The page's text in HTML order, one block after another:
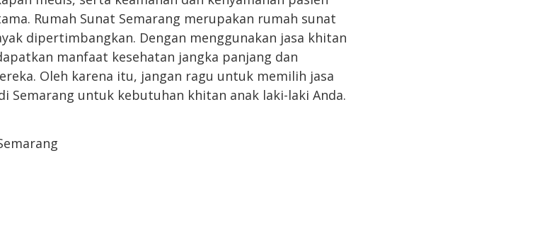
Rumah Sunat Semarang merupakan rumah sunat
dipertimbangkan. Dengan menggunakan jasa khitan
manfaat kesehatan jangka panjang dan
Oleh karena itu, jangan ragu untuk memilih jasa
Semarang untuk kebutuhan khitan anak laki-laki Anda.